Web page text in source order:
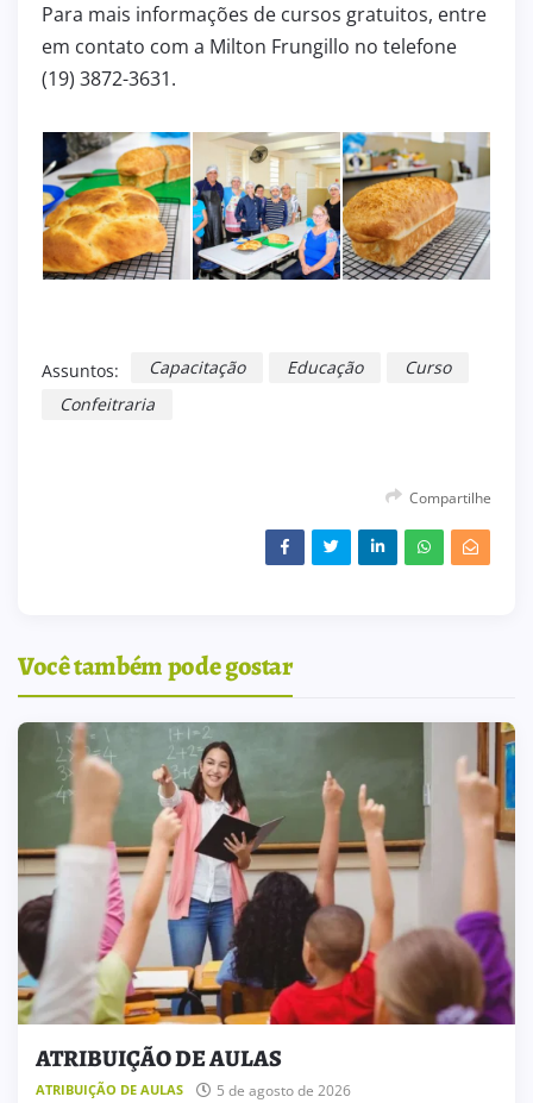
Para mais informações de cursos gratuitos, entre
em contato com a Milton Frungillo no telefone
(19) 3872-3631.
Assuntos: Capacitação Educação
Curso
Confeitraria
Compartilhe
Você também pode gostar
ATRIBUIÇÃO DE AULAS
ATRIBUIÇÃO DE AULAS 5 de agosto de 2026